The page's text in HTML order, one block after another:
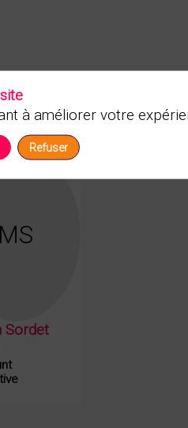
MS
Sordet
à améliorer votre
Refuser